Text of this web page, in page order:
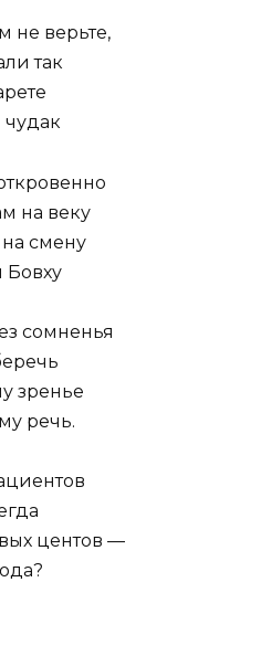
не верьте,
так
на веку
смену
сомненья
зренье
речь.
центов —